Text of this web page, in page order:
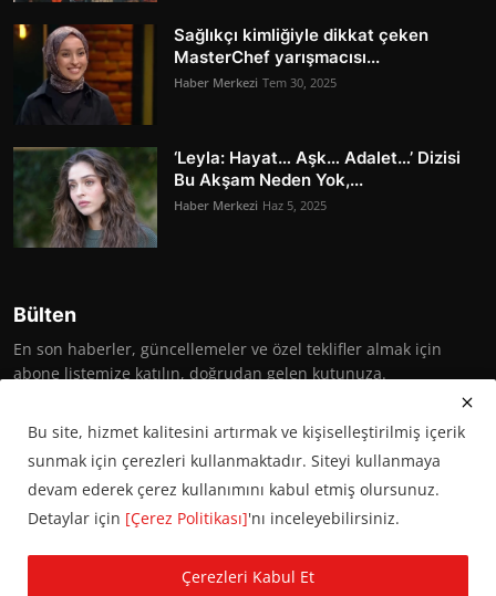
Sağlıkçı kimliğiyle dikkat çeken
MasterChef yarışmacısı...
Haber Merkezi Tem 30, 2025
‘Leyla: Hayat… Aşk… Adalet…’ Dizisi
Bu Akşam Neden Yok,...
Haber Merkezi Haz 5, 2025
Bülten
En son haberler, güncellemeler ve özel teklifler almak için
abone listemize katılın, doğrudan gelen kutunuza.
Abone Ol
KVKK Aydınlatma Metni
Bu site, hizmet kalitesini artırmak ve kişiselleştirilmiş içerik
sunmak için çerezleri kullanmaktadır. Siteyi kullanmaya
devam ederek çerez kullanımını kabul etmiş olursunuz.
Detaylar için [Çerez Politikası]'nı inceleyebilirsiniz.
Çerezleri Kabul Et